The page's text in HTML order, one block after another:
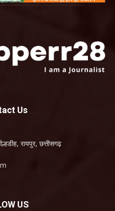
Us
रायपुर, छत्तीसगढ़
US